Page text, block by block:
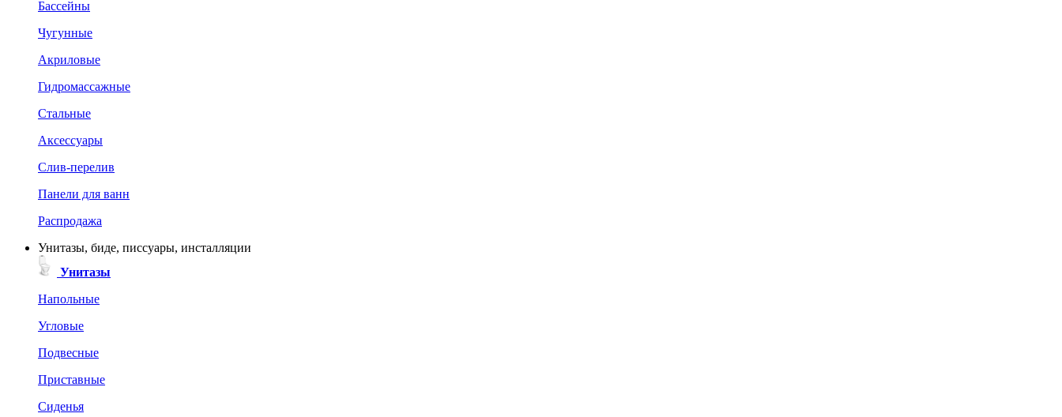
Бассейны
Чугунные
Акриловые
Гидромассажные
Стальные
Аксессуары
Слив-перелив
Панели для ванн
Распродажа
Унитазы, биде, писсуары, инсталляции
Унитазы
Напольные
Угловые
Подвесные
Приставные
Сиденья